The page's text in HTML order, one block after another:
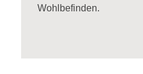
Wohlbefinden.